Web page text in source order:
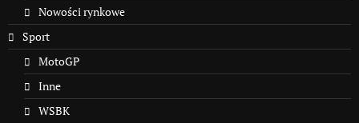
Nowości rynkowe
Sport
MotoGP
Inne
WSBK